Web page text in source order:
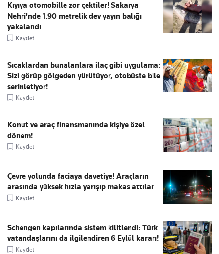
Kıyıya otomobille zor çektiler! Sakarya
Nehri'nde 1.90 metrelik dev yayın balığı
yakalandı
Kaydet
Sıcaklardan bunalanlara ilaç gibi uygulama:
Sizi görüp gölgeden yürütüyor, otobüste bile
serinletiyor!
Kaydet
Konut ve araç finansmanında kişiye özel
dönem!
Kaydet
Çevre yolunda faciaya davetiye! Araçların
arasında yüksek hızla yarışıp makas attılar
Kaydet
Schengen kapılarında sistem kilitlendi: Türk
vatandaşlarını da ilgilendiren 6 Eylül kararı!
Kaydet